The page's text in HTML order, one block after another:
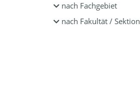
nach Fachgebiet
nach Fakultät / Sektion